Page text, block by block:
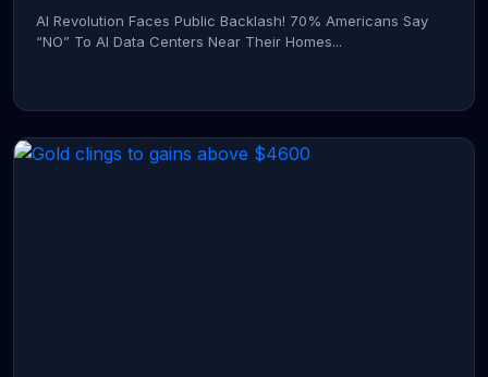
AI Revolution Faces Public Backlash! 70% Americans Say
“NO” To AI Data Centers Near Their Homes...